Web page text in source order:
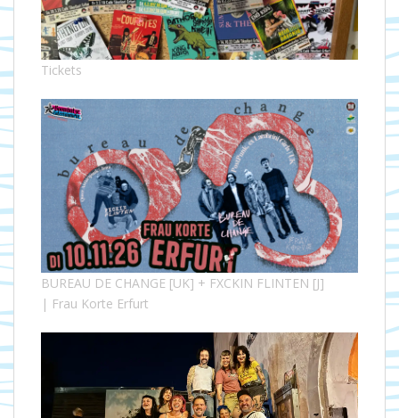
Tickets
BUREAU DE CHANGE [UK] + FXCKIN FLINTEN [J]
| Frau Korte Erfurt